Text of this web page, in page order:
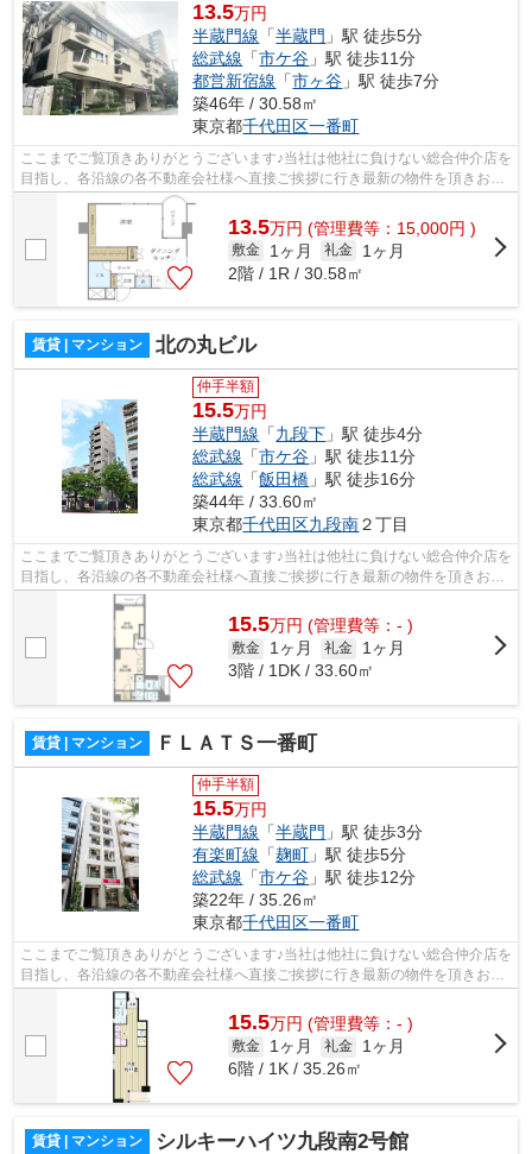
13.5万円
半蔵門線 「半蔵門 」駅 徒歩5分
総武線 「市ケ谷 」駅 徒歩11分
都営新宿線 「市ヶ谷 」駅 徒歩7分
築46年 / 30.58㎡
東京都千代田区一番町
ここまでご覧頂きありがとうございます♪当社は他社に負けない総合仲介店を
目指し、各沿線の各不動産会社様へ直接ご挨拶に行き最新の物件を頂きお客
様へ提供しております！最新の情報は...
13.5万円 (管理費等：15,000円 )
敷金 1ヶ月 礼金
1ヶ月
2階 / 1R / 30.58㎡
賃貸 | マンション 北の丸ビル
仲手半額
15.5万円
半蔵門線 「九段下 」駅 徒歩4分
総武線 「市ケ谷 」駅 徒歩11分
総武線 「飯田橋 」駅 徒歩16分
築44年 / 33.60㎡
東京都千代田区九段南２丁目
ここまでご覧頂きありがとうございます♪当社は他社に負けない総合仲介店を
目指し、各沿線の各不動産会社様へ直接ご挨拶に行き最新の物件を頂きお客
様へ提供しております！最新の情報は...
15.5万円 (管理費等：- )
敷金 1ヶ月 礼金
1ヶ月
3階 / 1DK / 33.60㎡
賃貸 | マンション ＦＬＡＴＳ一番町
仲手半額
15.5万円
半蔵門線 「半蔵門 」駅 徒歩3分
有楽町線 「麹町 」駅 徒歩5分
総武線 「市ケ谷 」駅 徒歩12分
築22年 / 35.26㎡
東京都千代田区一番町
ここまでご覧頂きありがとうございます♪当社は他社に負けない総合仲介店を
目指し、各沿線の各不動産会社様へ直接ご挨拶に行き最新の物件を頂きお客
様へ提供しております！最新の情報は...
15.5万円 (管理費等：- )
敷金 1ヶ月 礼金
1ヶ月
6階 / 1K / 35.26㎡
賃貸 | マンション シルキーハイツ九段南2号館